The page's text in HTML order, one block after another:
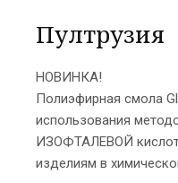
Пултрузия
НОВИНКА!
Полиэфирная смола
использования
ИЗОФТАЛЕВОЙ
изделиям в